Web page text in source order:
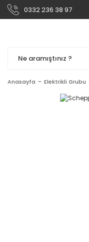
0332 236 38 97
Anasayfa Elektrikli Grubu